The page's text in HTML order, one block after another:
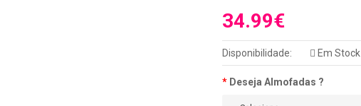
34.99€
Disponibilidade: Em Stock
Deseja Almofadas ?